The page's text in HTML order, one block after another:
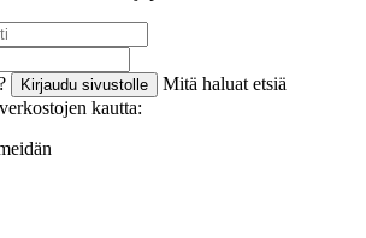
Kirjaudu sivustolle
Mitä haluat etsiä
kautta: